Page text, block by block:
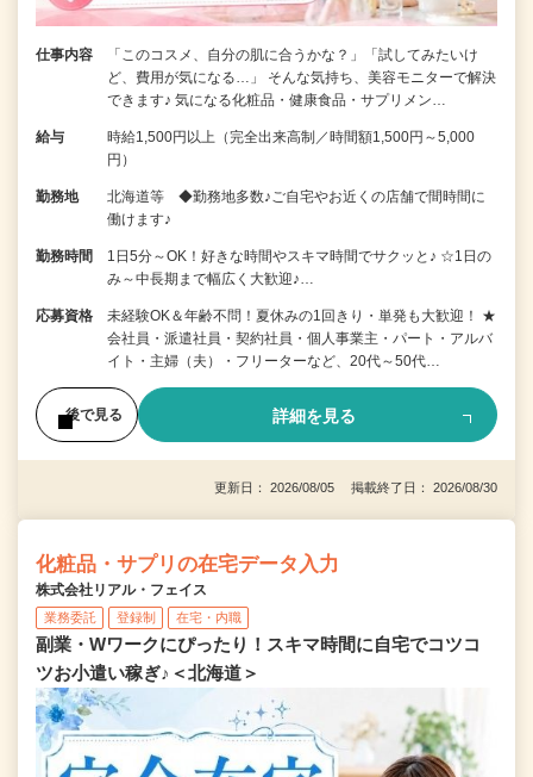
仕事内容
「このコスメ、自分の肌に合うかな？」「試してみたいけ
ど、費用が気になる…」 そんな気持ち、美容モニターで解決
できます♪ 気になる化粧品・健康食品・サプリメン…
給与
時給1,500円以上（完全出来高制／時間額1,500円～5,000
円）
勤務地
北海道等 ◆勤務地多数♪ご自宅やお近くの店舗で間時間に
働けます♪
勤務時間
1日5分～OK！好きな時間やスキマ時間でサクッと♪ ☆1日の
み～中長期まで幅広く大歓迎♪…
応募資格
未経験OK＆年齢不問！夏休みの1回きり・単発も大歓迎！ ★
会社員・派遣社員・契約社員・個人事業主・パート・アルバ
イト・主婦（夫）・フリーターなど、20代～50代…
後で見る 詳細を見る
更新日： 2026/08/05 掲載終了日： 2026/08/30
化粧品・サプリの在宅データ入力
株式会社リアル・フェイス
業務委託 登録制 在宅・内職
副業・Wワークにぴったり！スキマ時間に自宅でコツコ
ツお小遣い稼ぎ♪＜北海道＞